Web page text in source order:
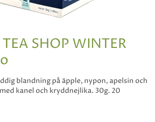
SHOP WINTER
blandning på äpple, nypon, apelsin och
kanel och kryddnejlika. 30g. 20